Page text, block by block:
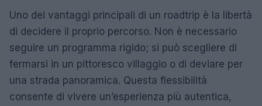
Uno dei vantaggi principali di un roadtrip è la libertà
di decidere il proprio percorso. Non è necessario
seguire un programma rigido; si può scegliere di
fermarsi in un pittoresco villaggio o di deviare per
una strada panoramica. Questa flessibilità
consente di vivere un’esperienza più autentica,